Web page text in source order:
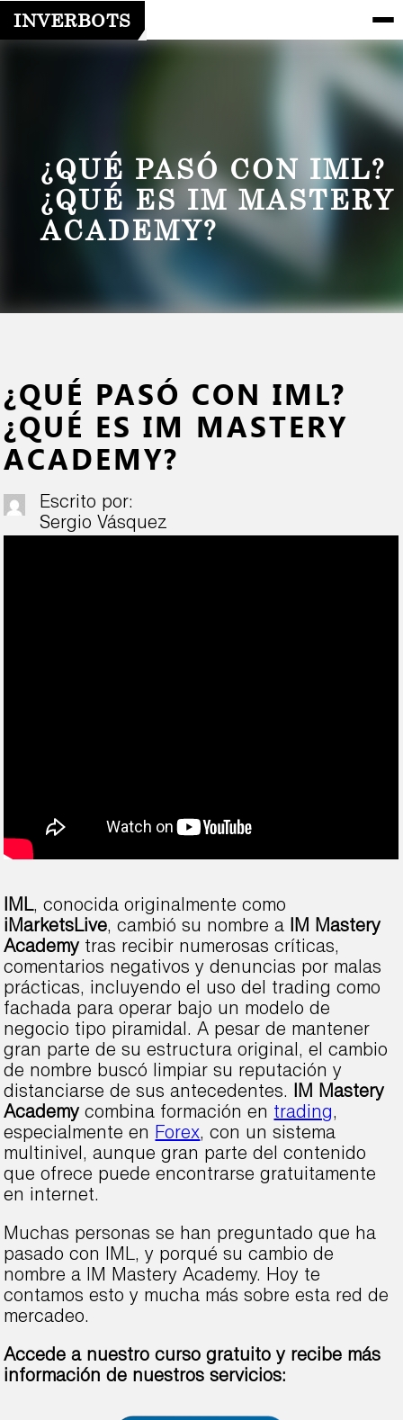
INVERBOTS
¿QUÉ PASÓ CON IML?
¿QUÉ ES IM MASTERY
ACADEMY?
¿QUÉ PASÓ CON IML?
¿QUÉ ES IM MASTERY
ACADEMY?
Escrito por:
Sergio Vásquez
IML, conocida originalmente como
iMarketsLive, cambió su nombre a IM Mastery
Academy tras recibir numerosas críticas,
comentarios negativos y denuncias por malas
prácticas, incluyendo el uso del trading como
fachada para operar bajo un modelo de
negocio tipo piramidal. A pesar de mantener
gran parte de su estructura original, el cambio
de nombre buscó limpiar su reputación y
distanciarse de sus antecedentes. IM Mastery
Academy combina formación en trading,
especialmente en Forex, con un sistema
multinivel, aunque gran parte del contenido
que ofrece puede encontrarse gratuitamente
en internet.
Muchas personas se han preguntado que ha
pasado con IML, y porqué su cambio de
nombre a IM Mastery Academy. Hoy te
contamos esto y mucha más sobre esta red de
mercadeo.
Accede a nuestro curso gratuito y recibe más
información de nuestros servicios: